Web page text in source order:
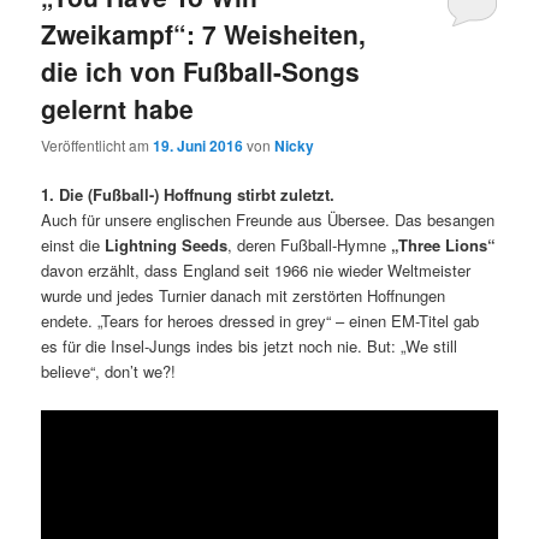
Zweikampf“: 7 Weisheiten,
die ich von Fußball-Songs
gelernt habe
Veröffentlicht am19. Juni 2016vonNicky
1. Die (Fußball-) Hoffnung stirbt zuletzt.
Auch für unsere englischen Freunde aus Übersee. Das besangen
einst die Lightning Seeds, deren Fußball-Hymne „Three Lions“
davon erzählt, dass England seit 1966 nie wieder Weltmeister
wurde und jedes Turnier danach mit zerstörten Hoffnungen
endete. „Tears for heroes dressed in grey“ – einen EM-Titel gab
es für die Insel-Jungs indes bis jetzt noch nie. But: „We still
believe“, don’t we?!